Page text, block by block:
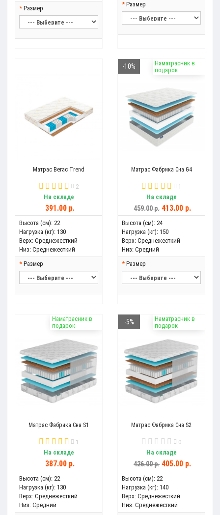
Размер
Размер
Матрас Вегас Trend
2
На складе
391.00 р.
Высота (см): 22
Нагрузка (кг): 130
Верх: Среднежесткий
Низ: Среднежесткий
Размер
Наматрасник в
подарок
-10%
Матрас Фабрика Сна G4
1
На складе
459.00 р. 413.00 р.
Высота (см): 24
Нагрузка (кг): 150
Верх: Среднежесткий
Низ: Средний
Размер
Наматрасник в
подарок
Матрас Фабрика Сна S1
1
На складе
387.00 р.
Высота (см): 22
Нагрузка (кг): 130
Верх: Среднежесткий
Низ: Средний
Наматрасник в
подарок
-5%
Матрас Фабрика Сна S2
0
На складе
426.00 р. 405.00 р.
Высота (см): 22
Нагрузка (кг): 140
Верх: Среднежесткий
Низ: Среднежесткий